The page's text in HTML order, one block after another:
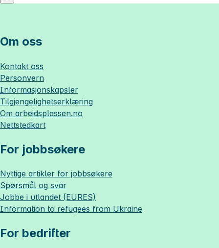
Om oss
Kontakt oss
Personvern
Informasjonskapsler
Tilgjengelighetserklæring
Om arbeidsplassen.no
Nettstedkart
For jobbsøkere
Nyttige artikler for jobbsøkere
Spørsmål og svar
Jobbe i utlandet (EURES)
Information to refugees from Ukraine
For bedrifter